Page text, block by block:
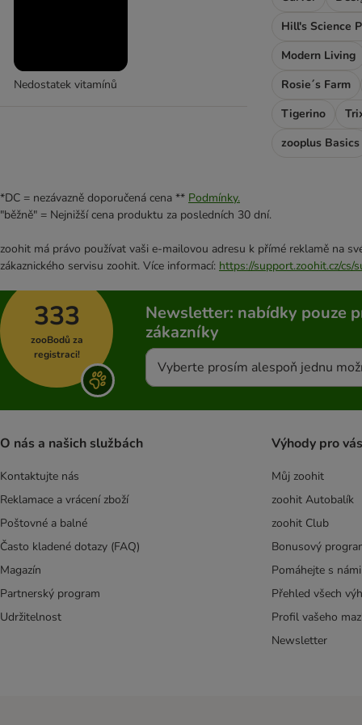
Nedostatek vitamínů
Hill's Science
Modern Living
Rosie´s Farm
Tigerino
zooplus Basics
*DC = nezávazně doporučená cena ** Podmínky.
"běžně" = Nejnižší cena produktu za posledních 30 dní.
zoohit má právo používat vaši e-mailovou adresu k přímé reklamě na
zákaznického servisu zoohit. Více informací: https://support.zoohit.cz/cs/
333
zooBodů za
registraci!
Newsletter: nabídky pouze
zákazníky
Vyberte prosím alespoň jednu
O nás a našich službách
Kontaktujte nás
Reklamace a vrácení zboží
Poštovné a balné
Často kladené dotazy (FAQ)
Magazín
Partnerský program
Udržitelnost
Výhody pro vás
Můj zoohit
zoohit Autobalík
zoohit Club
Bonusový
Pomáhejte s
Přehled všech
Profil vašeho
Newsletter